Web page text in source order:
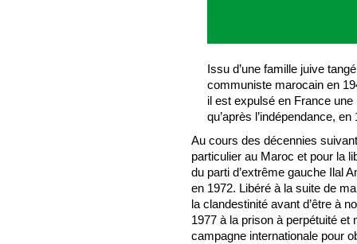
Issu d’une famille juive
communiste marocain en
il est expulsé en France
qu’après l’indépendance, en
Au cours des décennies
particulier au Maroc et pour la
du parti d’extrême gauche Ilal
en 1972. Libéré à la suite de
la clandestinité avant d’être à
1977 à la prison à perpétuité et
campagne internationale pour